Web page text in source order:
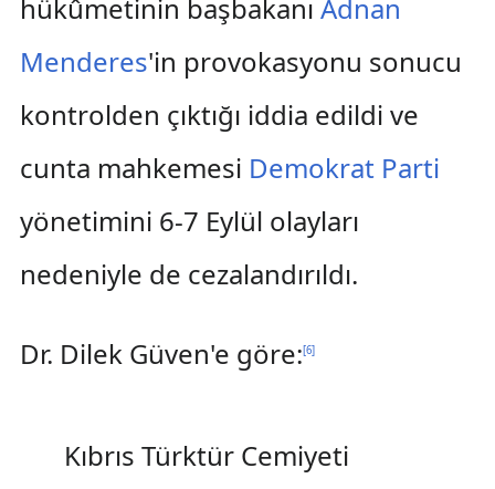
hükûmetinin başbakanı Adnan
Menderes'in provokasyonu sonucu
kontrolden çıktığı iddia edildi ve
cunta mahkemesi Demokrat Parti
yönetimini 6-7 Eylül olayları
nedeniyle de cezalandırıldı.
Dr. Dilek Güven'e göre:[6]
Kıbrıs Türktür Cemiyeti